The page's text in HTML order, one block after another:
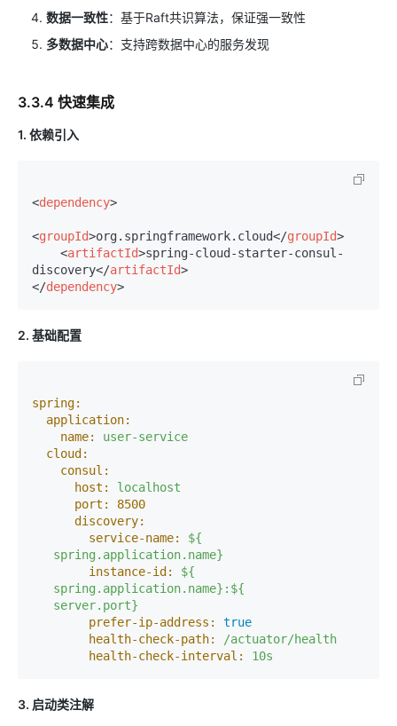
数据一致性：基于Raft共识算法，保证强一致性
多数据中心：支持跨数据中心的服务发现
3.3.4 快速集成
1. 依赖引入
<dependency>
<groupId>org.springframework.cloud</groupId>
<artifactId>spring-cloud-starter-consul-
discovery</artifactId>
</dependency>
2. 基础配置
spring:
application:
name:
user-service
cloud:
consul:
host:
localhost
port:
8500
discovery:
service-name:
${
spring.application.name}
instance-id:
${
spring.application.name}:${
server.port}
prefer-ip-address:
true
health-check-path:
/actuator/health
health-check-interval:
10s
3. 启动类注解